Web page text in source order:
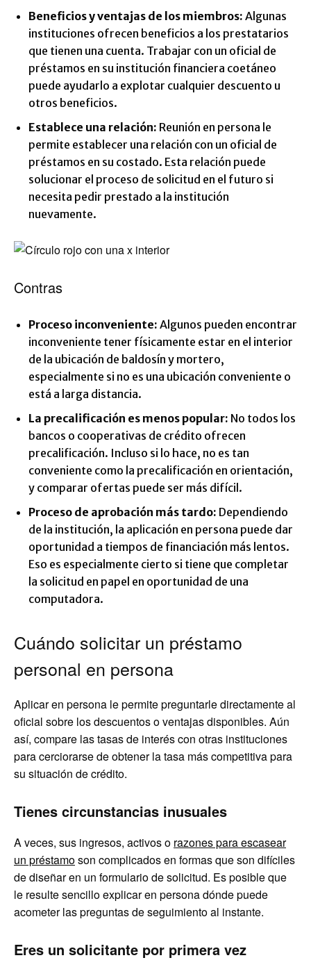
Beneficios y ventajas de los miembros: Algunas
instituciones ofrecen beneficios a los prestatarios
que tienen una cuenta. Trabajar con un oficial de
préstamos en su institución financiera coetáneo
puede ayudarlo a explotar cualquier descuento u
otros beneficios.
Establece una relación: Reunión en persona le
permite establecer una relación con un oficial de
préstamos en su costado. Esta relación puede
solucionar el proceso de solicitud en el futuro si
necesita pedir prestado a la institución
nuevamente.
Contras
Proceso inconveniente: Algunos pueden encontrar
inconveniente tener físicamente estar en el interior
de la ubicación de baldosín y mortero,
especialmente si no es una ubicación conveniente o
está a larga distancia.
La precalificación es menos popular: No todos los
bancos o cooperativas de crédito ofrecen
precalificación. Incluso si lo hace, no es tan
conveniente como la precalificación en orientación,
y comparar ofertas puede ser más difícil.
Proceso de aprobación más tardo: Dependiendo
de la institución, la aplicación en persona puede dar
oportunidad a tiempos de financiación más lentos.
Eso es especialmente cierto si tiene que completar
la solicitud en papel en oportunidad de una
computadora.
Cuándo solicitar un préstamo
personal en persona
Aplicar en persona le permite preguntarle directamente al
oficial sobre los descuentos o ventajas disponibles. Aún
así, compare las tasas de interés con otras instituciones
para cerciorarse de obtener la tasa más competitiva para
su situación de crédito.
Tienes circunstancias inusuales
A veces, sus ingresos, activos o razones para escasear
un préstamoson complicados en formas que son difíciles
de diseñar en un formulario de solicitud. Es posible que
le resulte sencillo explicar en persona dónde puede
acometer las preguntas de seguimiento al instante.
Eres un solicitante por primera vez